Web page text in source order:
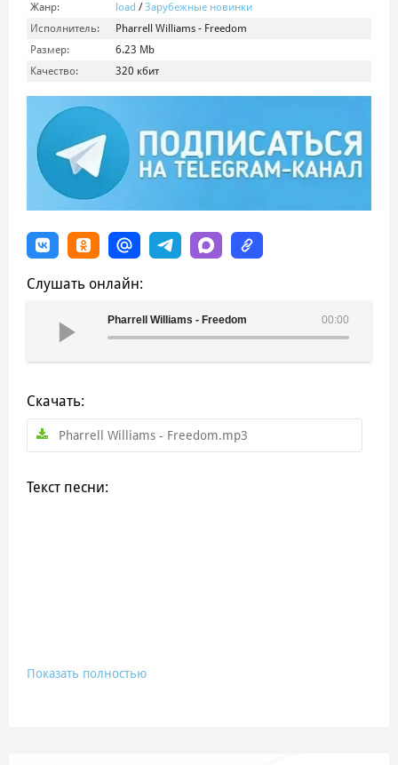
Жанр: load /Зарубежные новинки
Исполнитель:
Pharrell Williams - Freedom
Размер:
6.23 Mb
Качество:
320 кбит
Слушать онлайн:
00:00
Pharrell Williams - Freedom
Скачать:
Pharrell Williams - Freedom.mp3
Текст песни:
Показать полностью